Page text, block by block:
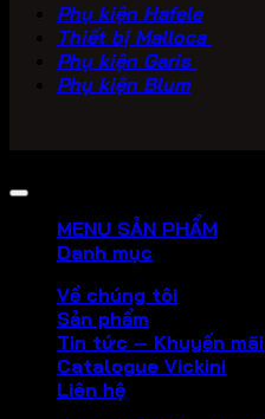
Phụ kiện Hafele
Thiết bị Malloca
Phụ kiện Garis
Phụ kiện Blum
MENU SẢN PHẨM
Danh mục
Về chúng tôi
Sản phẩm
Tin tức – Khuyến mãi
Catalogue Vickini
Liên hệ